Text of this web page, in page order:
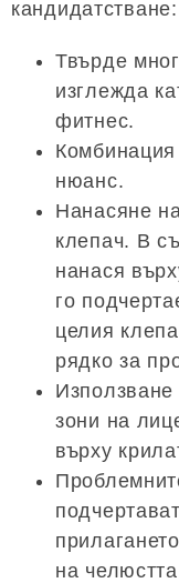
кандидатстване:
Твърде
изглежда
фитнес.
нюанс.
Нанасяне
клепач. В
нанася
го
целия
рядко за
Използване
зони на
върху
на